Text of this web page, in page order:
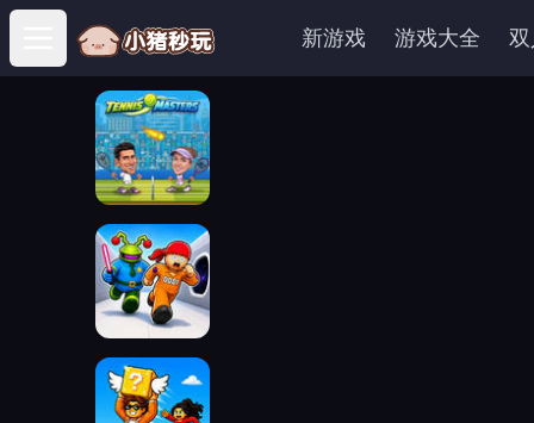
Open main menu
新游戏 游戏大全